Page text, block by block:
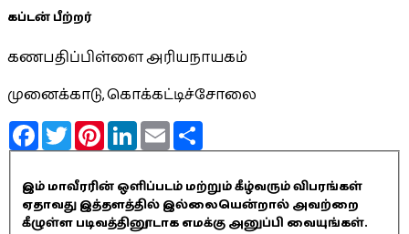
கப்டன் பீற்றர்
கணபதிப்பிள்ளை அரியநாயகம்
முனைக்காடு, கொக்கட்டிச்சோலை
FacebookTwitterPinterestLinkedInEmail
இம் மாவீரரின் ஒளிப்படம் மற்றும் கீழ்வரும் விபரங்கள்
ஏதாவது இத்தளத்தில் இல்லையென்றால் அவற்றை
கீழுள்ள படிவத்தினூடாக எமக்கு அனுப்பி வையுங்கள்.